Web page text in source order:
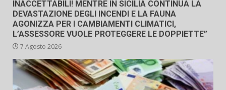
INACCETTABILI! MENTRE IN SICILIA CONTINUA LA
DEVASTAZIONE DEGLI INCENDI E LA FAUNA
AGONIZZA PER I CAMBIAMENTI CLIMATICI,
L’ASSESSORE VUOLE PROTEGGERE LE DOPPIETTE”
7 Agosto 2026